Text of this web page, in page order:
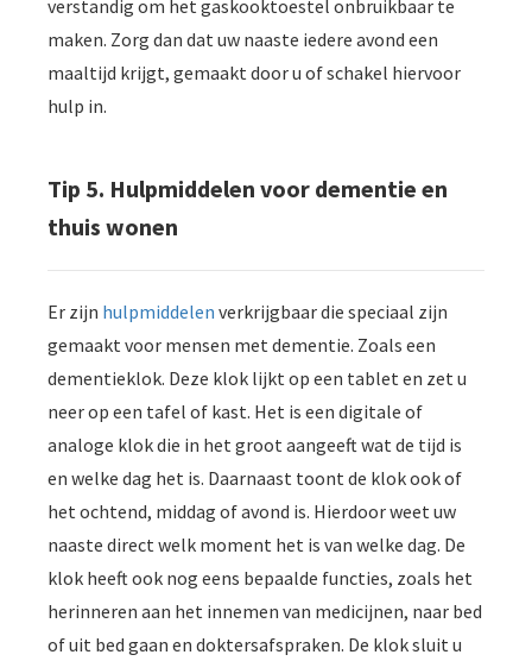
verstandig om het gaskooktoestel onbruikbaar te
maken. Zorg dan dat uw naaste iedere avond een
maaltijd krijgt, gemaakt door u of schakel hiervoor
hulp in.
Tip 5. Hulpmiddelen voor dementie en
thuis wonen
Er zijn hulpmiddelen verkrijgbaar die speciaal zijn
gemaakt voor mensen met dementie. Zoals een
dementieklok. Deze klok lijkt op een tablet en zet u
neer op een tafel of kast. Het is een digitale of
analoge klok die in het groot aangeeft wat de tijd is
en welke dag het is. Daarnaast toont de klok ook of
het ochtend, middag of avond is. Hierdoor weet uw
naaste direct welk moment het is van welke dag. De
klok heeft ook nog eens bepaalde functies, zoals het
herinneren aan het innemen van medicijnen, naar bed
of uit bed gaan en doktersafspraken. De klok sluit u